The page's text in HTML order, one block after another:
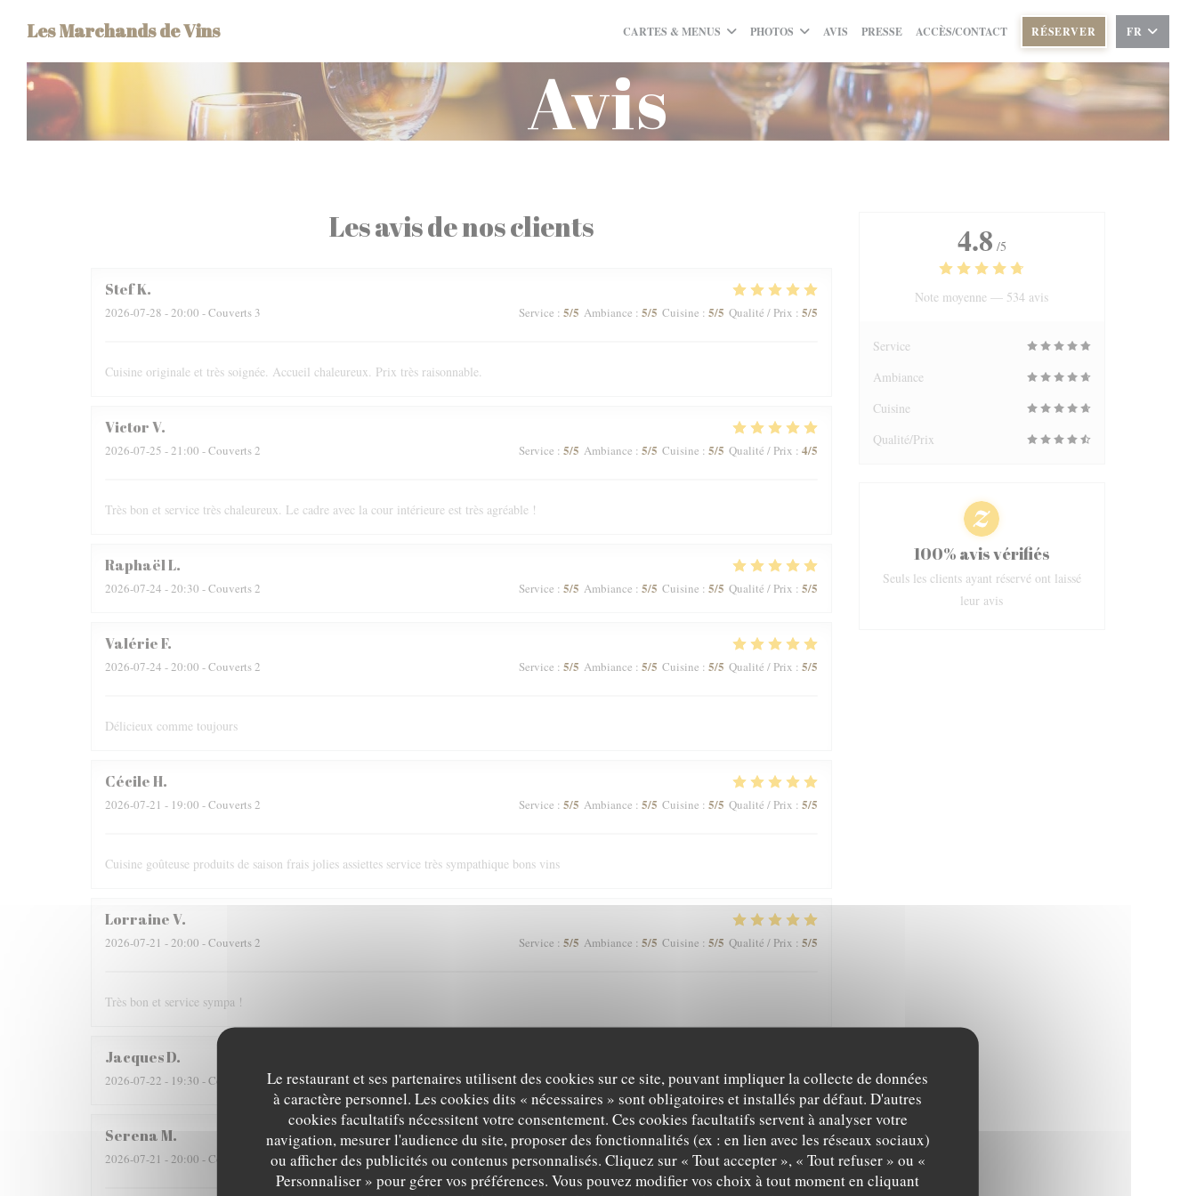
Le restaurant et ses partenaires utilisent des cookies sur ce site, pouvant impliquer la collecte de données
à caractère personnel. Les cookies dits « nécessaires » sont obligatoires et installés par défaut. D'autres
cookies facultatifs nécessitent votre consentement. Ces cookies facultatifs servent à analyser votre
navigation, mesurer l'audience du site, proposer des fonctionnalités (ex : en lien avec les réseaux sociaux)
ou afficher des publicités ou contenus personnalisés. Cliquez sur « Tout accepter », « Tout refuser » ou «
Personnaliser » pour gérer vos préférences. Vous pouvez modifier vos choix à tout moment en cliquant
Les Marchands de Vins CARTES & MENUS PHOTOS AVIS PRESSE ACCÈS/CONTACT RÉSERVER FR
Avis
Les avis de nos clients
StefK
2026-07-28 - 20:00 - Couverts 3 Service : 5/5 Ambiance : 5/5 Cuisine : 5/5 Qualité / Prix : 5/5
Cuisine originale et très soignée. Accueil chaleureux. Prix très raisonnable.
VictorV
2026-07-25 - 21:00 - Couverts 2 Service : 5/5 Ambiance : 5/5 Cuisine : 5/5 Qualité / Prix : 4/5
Très bon et service très chaleureux. Le cadre avec la cour intérieure est très agréable !
RaphaëlL
2026-07-24 - 20:30 - Couverts 2 Service : 5/5 Ambiance : 5/5 Cuisine : 5/5 Qualité / Prix : 5/5
ValérieF
2026-07-24 - 20:00 - Couverts 2 Service : 5/5 Ambiance : 5/5 Cuisine : 5/5 Qualité / Prix : 5/5
Délicieux comme toujours
CécileH
2026-07-21 - 19:00 - Couverts 2 Service : 5/5 Ambiance : 5/5 Cuisine : 5/5 Qualité / Prix : 5/5
Cuisine goûteuse produits de saison frais jolies assiettes service très sympathique bons vins
LorraineV
2026-07-21 - 20:00 - Couverts 2 Service : 5/5 Ambiance : 5/5 Cuisine : 5/5 Qualité / Prix : 5/5
Très bon et service sympa !
JacquesD
2026-07-22 - 19:30 - Couverts 2 Service:5/5 Ambiance: 5/5 Cuisine:3/5 Qualité / Prix: 5/5
SerenaM
2026-07-21 - 20:00 - Couverts 4 Service:5/5 Ambiance:4/5 Cuisine:5/5 Qualité / Prix :5/5
4.8 /5
Note moyenne — 534 avis
Service
Ambiance
Cuisine
Qualité/Prix
100% avis vérifiés
Seuls les clients ayant réservé ont laissé
leur avis